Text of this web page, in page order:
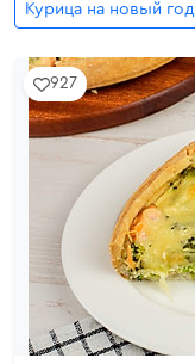
Курица на новый год
927